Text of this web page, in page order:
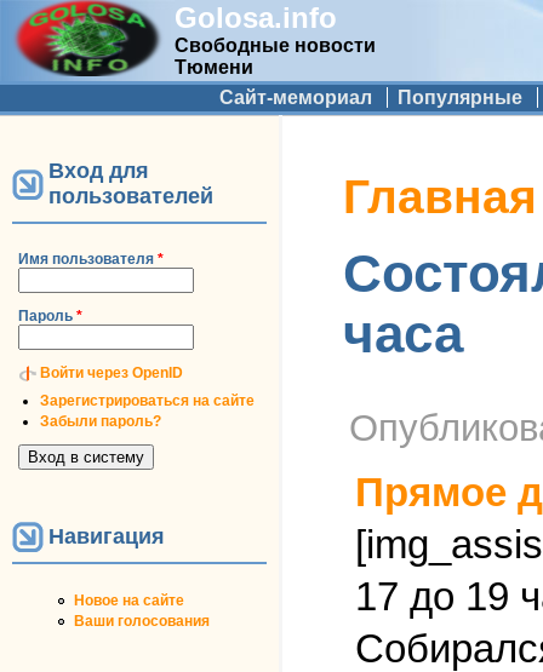
Golosa.info
Свободные новости
Тюмени
Дополнительное меню
Сайт-мемориал Популярные
Вход для
пользователей
Имя пользователя *
Пароль *
Войти через OpenID
Зарегистрироваться на сайте
Забыли пароль?
Навигация
Новое на сайте
Ваши голосования
Вы здесь
Главная
часа
Прямое
17 до 19